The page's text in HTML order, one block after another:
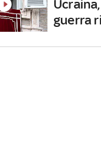
guerra